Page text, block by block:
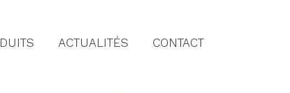
ACTUALITÉS CONTACT